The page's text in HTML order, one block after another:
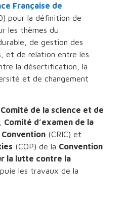
Française de
pour la définition de
les thèmes du
de gestion des
et de relation entre les
la désertification, la
et de changement
Comité de la science et de
Comité d’examen de la
(CRIC) et
(COP) de la Convention
la lutte contre la
les travaux de la